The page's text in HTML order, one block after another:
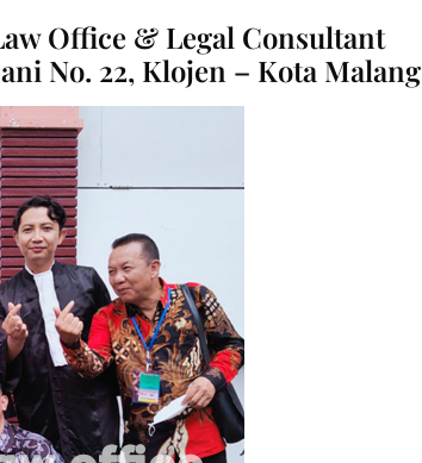
Office & Legal Consultant
No. 22, Klojen – Kota Malang